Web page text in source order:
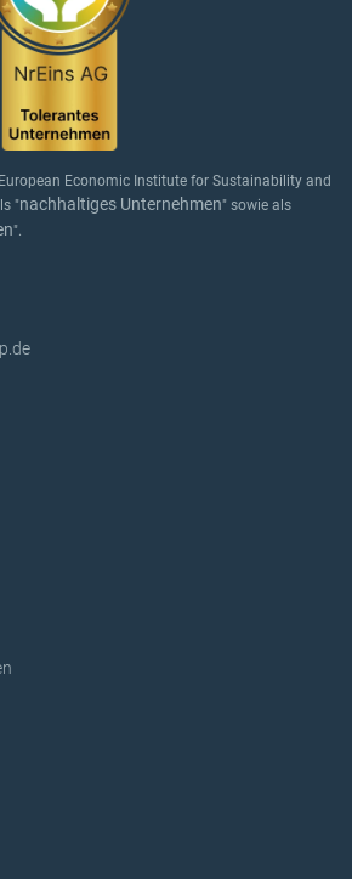
Economic Institute for Sustainability and
"nachhaltiges Unternehmen" sowie als
".